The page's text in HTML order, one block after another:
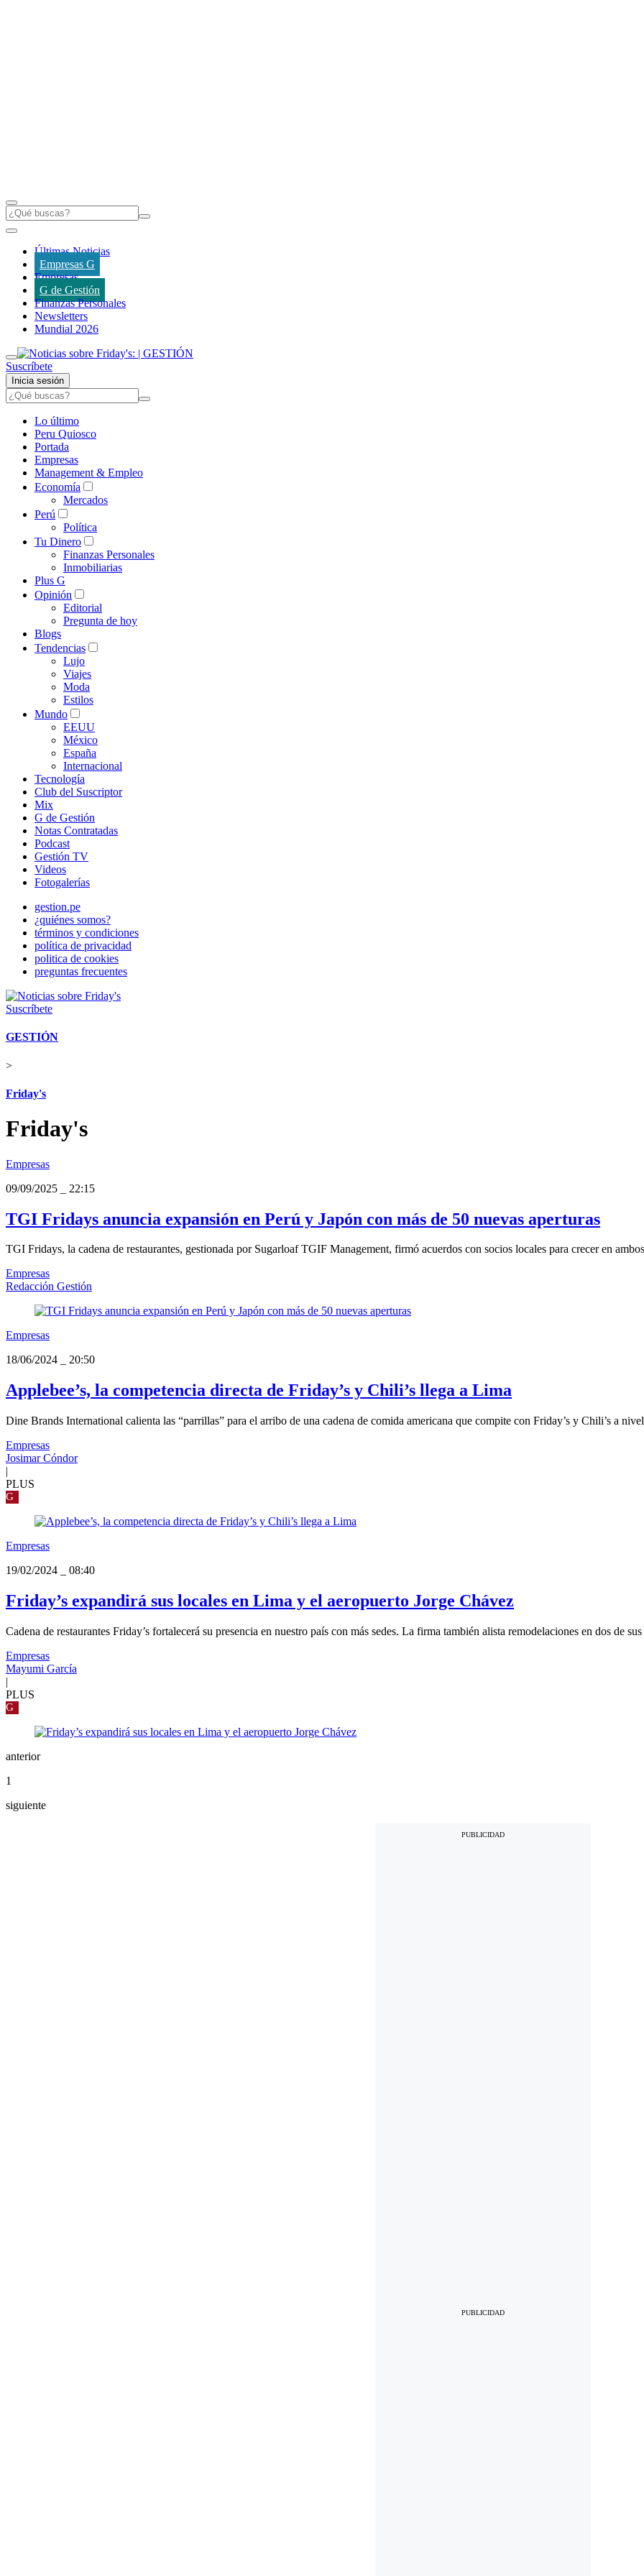
Últimas Noticias
Empresas G
Empresas
G de Gestión
Finanzas Personales
Newsletters
Mundial 2026
Suscríbete
Inicia sesión
Lo último
Peru Quiosco
Portada
Empresas
Management & Empleo
Economía
Mercados
Perú
Política
Tu Dinero
Finanzas Personales
Inmobiliarias
Plus G
Opinión
Editorial
Pregunta de hoy
Blogs
Tendencias
Lujo
Viajes
Moda
Estilos
Mundo
EEUU
México
España
Internacional
Tecnología
Club del Suscriptor
Mix
G de Gestión
Notas Contratadas
Podcast
Gestión TV
Videos
Fotogalerías
gestion.pe
¿quiénes somos?
términos y condiciones
política de privacidad
politica de cookies
preguntas frecuentes
Suscríbete
GESTIÓN
>
Friday's
Friday's
Empresas
09/09/2025
22:15
TGI Fridays anuncia expansión en Perú y Japón con más de 50 nuevas aperturas
TGI Fridays, la cadena de restaurantes, gestionada por Sugarloaf TGIF Management, firmó acuerdos con socios locales para crecer en
Empresas
Redacción Gestión
Empresas
18/06/2024
20:50
Applebee’s, la competencia directa de Friday’s y Chili’s llega a Lima
Dine Brands International calienta las “parrillas” para el arribo de una cadena de comida americana que compite con Friday’s y Chili’s a
Empresas
Josimar Cóndor
|
PLUS
G
Empresas
19/02/2024
08:40
Friday’s expandirá sus locales en Lima y el aeropuerto Jorge Chávez
Cadena de restaurantes Friday’s fortalecerá su presencia en nuestro país con más sedes. La firma también alista remodelaciones en dos de sus
Empresas
Mayumi García
|
PLUS
G
anterior
1
siguiente